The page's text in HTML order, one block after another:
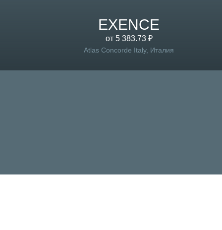
EXENCE
от 5 383.73 ₽
Atlas Concorde Italy, Италия